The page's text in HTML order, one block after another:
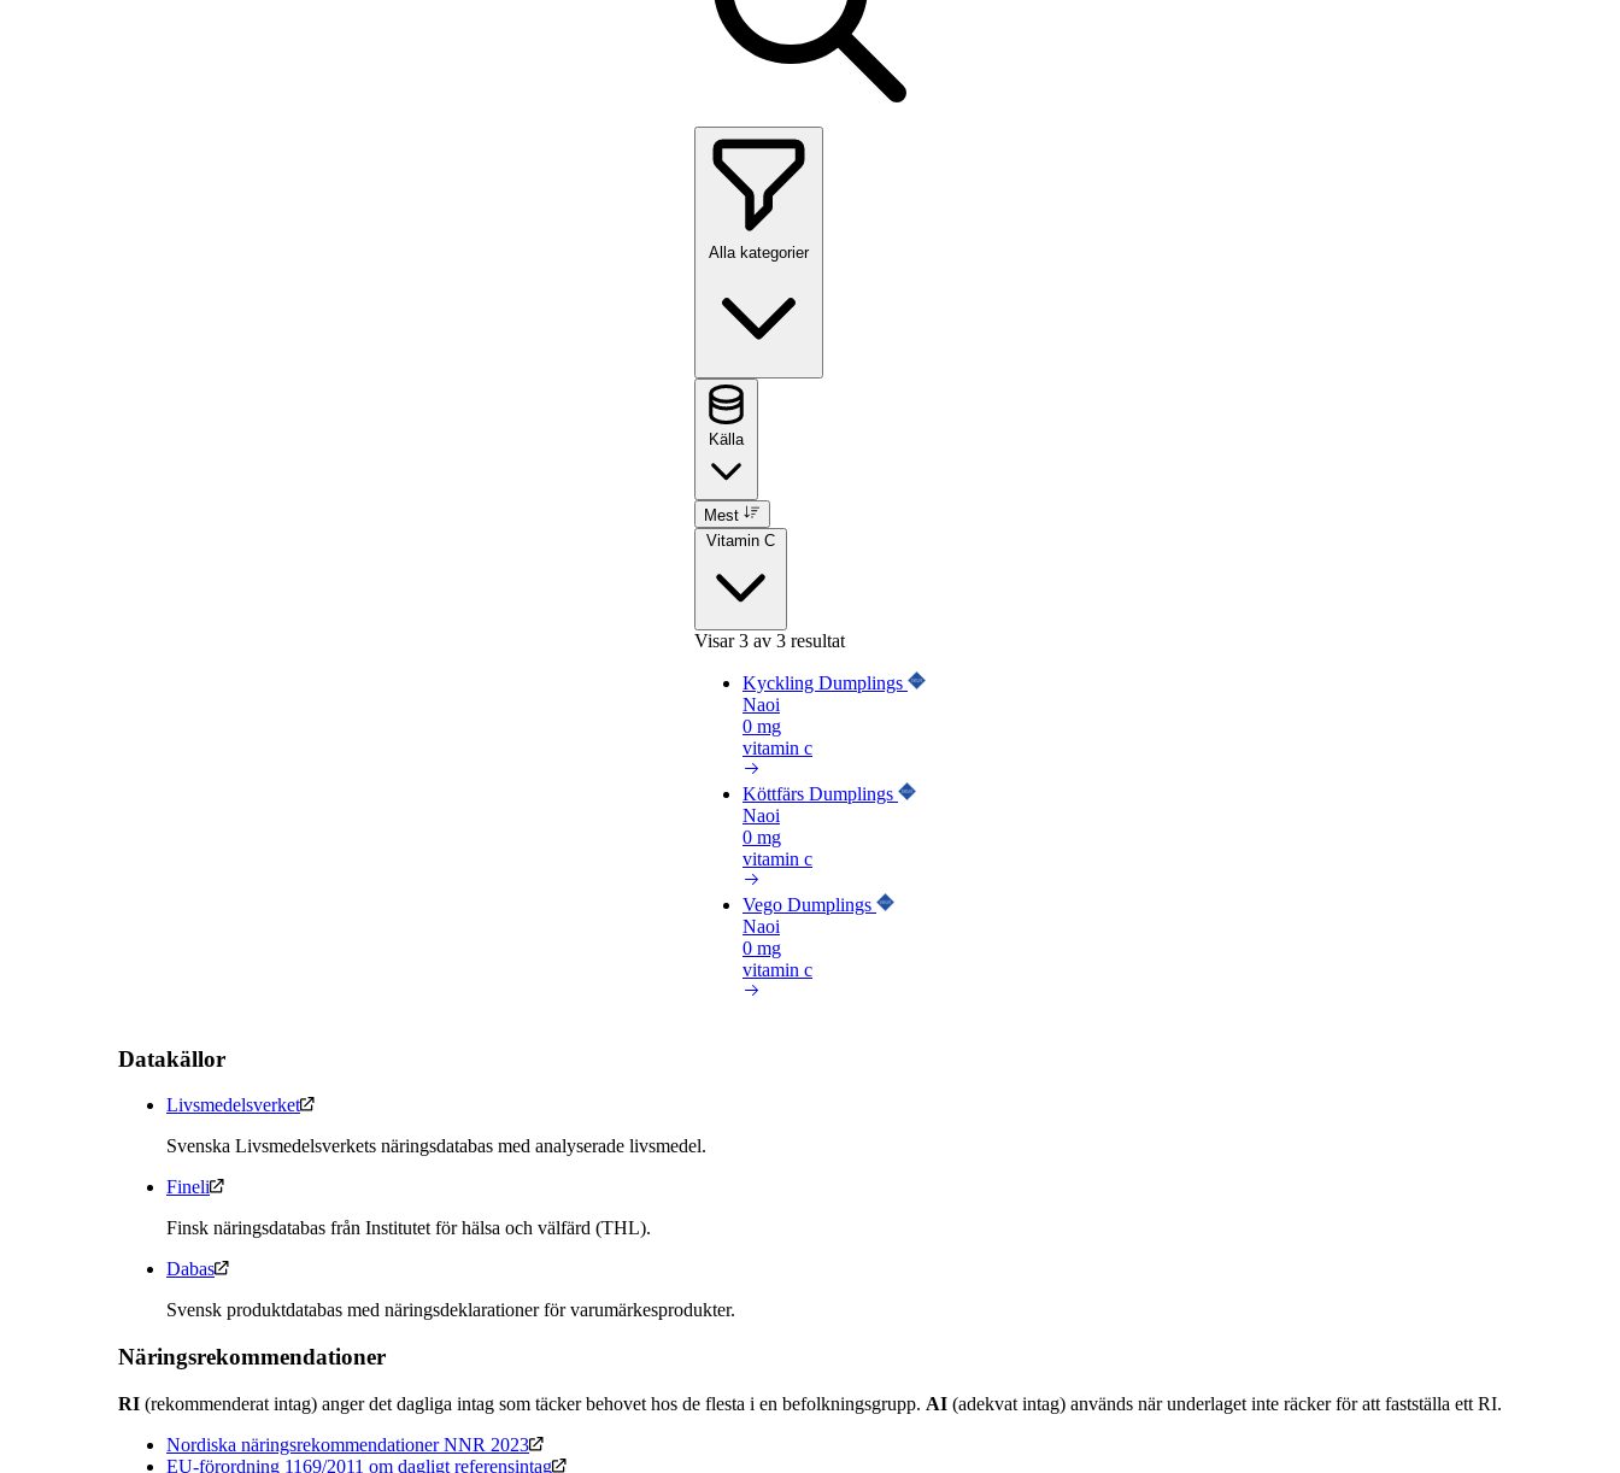
Alla kategorier
Källa
Mest
Vitamin C
Visar3 av 3 resultat
Kyckling Dumplings
Naoi
0 mg
vitamin c
Köttfärs Dumplings
Naoi
0 mg
vitamin c
Vego Dumplings
Naoi
0 mg
vitamin c
Datakällor
Livsmedelsverket
Svenska Livsmedelsverkets näringsdatabas med analyserade livsmedel.
Fineli
Finsk näringsdatabas från Institutet för hälsa och välfärd (THL).
Dabas
Svensk produktdatabas med näringsdeklarationer för varumärkesprodukter.
Näringsrekommendationer
RI (rekommenderat intag) anger det dagliga intag som täcker behovet hos de flesta i en befolkningsgrupp. AI (adekvat intag) används när underlaget inte räcker för att fastställa ett RI.
Nordiska näringsrekommendationer NNR 2023
EU-förordning 1169/2011 om dagligt referensintag